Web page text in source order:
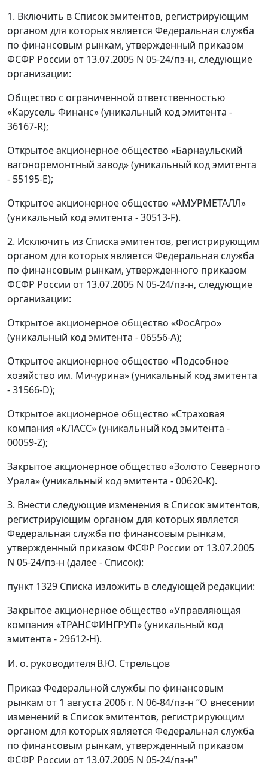
1. Включить в Список эмитентов, регистрирующим
органом для которых является Федеральная служба
по финансовым рынкам, утвержденный приказом
ФСФР России от 13.07.2005 N 05-24/пз-н, следующие
организации:
Общество с ограниченной ответственностью
«Карусель Финанс» (уникальный код эмитента -
36167-R);
Открытое акционерное общество «Барнаульский
вагоноремонтный завод» (уникальный код эмитента
- 55195-Е);
Открытое акционерное общество «АМУРМЕТАЛЛ»
(уникальный код эмитента - 30513-F).
2. Исключить из Списка эмитентов, регистрирующим
органом для которых является Федеральная служба
по финансовым рынкам, утвержденного приказом
ФСФР России от 13.07.2005 N 05-24/пз-н, следующие
организации:
Открытое акционерное общество «ФосАгро»
(уникальный код эмитента - 06556-А);
Открытое акционерное общество «Подсобное
хозяйство им. Мичурина» (уникальный код эмитента
- 31566-D);
Открытое акционерное общество «Страховая
компания «КЛАСС» (уникальный код эмитента -
00059-Z);
Закрытое акционерное общество «Золото Северного
Урала» (уникальный код эмитента - 00620-К).
3. Внести следующие изменения в Список эмитентов,
регистрирующим органом для которых является
Федеральная служба по финансовым рынкам,
утвержденный приказом ФСФР России от 13.07.2005
N 05-24/пз-н (далее - Список):
пункт 1329 Списка изложить в следующей редакции:
Закрытое акционерное общество «Управляющая
компания «ТРАНСФИНГРУП» (уникальный код
эмитента - 29612-Н).
И. о. руководителяВ.Ю. Стрельцов
Приказ Федеральной службы по финансовым
рынкам от 1 августа 2006 г. N 06-84/пз-н “О внесении
изменений в Список эмитентов, регистрирующим
органом для которых является Федеральная служба
по финансовым рынкам, утвержденный приказом
ФСФР России от 13.07.2005 N 05-24/пз-н”